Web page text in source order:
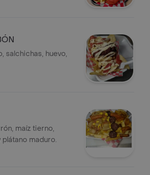
salchichas, huevo,
maíz tierno,
maduro.